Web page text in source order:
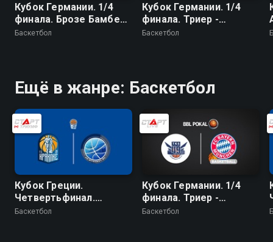
Кубок Германии. 1/4
финала. Брозе Бамберг
- Гидельберг
Баскетбол
Кубок Германии. 1/4
финала. Триер -
Бавария
Баскетбол
Ещё в жанре: Баскетбол
Кубок Греции.
Четвертьфинал.
Ираклис - Миконос
Баскетбол
Кубок Германии. 1/4
финала. Триер -
Бавария
Баскетбол